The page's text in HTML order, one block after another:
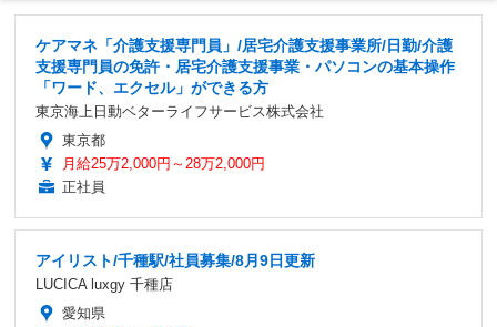
ケアマネ「介護支援専門員」/居宅介護支援事業所/日勤/介護
支援専門員の免許・居宅介護支援事業・パソコンの基本操作
「ワード、エクセル」ができる方
東京海上日動ベターライフサービス株式会社
東京都
月給25万2,000円～28万2,000円
正社員
アイリスト/千種駅/社員募集/8月9日更新
LUCICA luxgy 千種店
愛知県